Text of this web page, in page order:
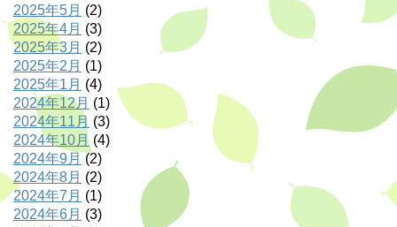
2025年5月 (2)
2025年4月 (3)
2025年3月 (2)
2025年2月 (1)
2025年1月 (4)
2024年12月 (1)
2024年11月 (3)
2024年10月 (4)
2024年9月 (2)
2024年8月 (2)
2024年7月 (1)
2024年6月 (3)